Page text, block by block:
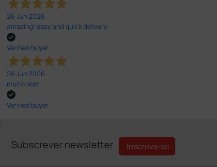
26 Jun 2026
amazing! easy and quick delivery
Verified buyer
26 Jun 2026
muito bom
Verified buyer
;
Subscrever newsletter Inscreva-se